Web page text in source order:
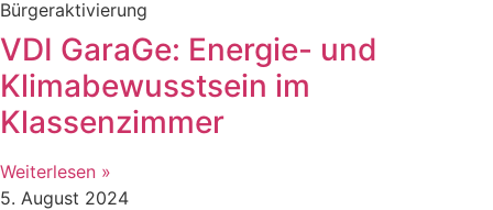
Bürgeraktivierung
VDI GaraGe: Energie- und
Klimabewusstsein im
Klassenzimmer
Weiterlesen »
5. August 2024